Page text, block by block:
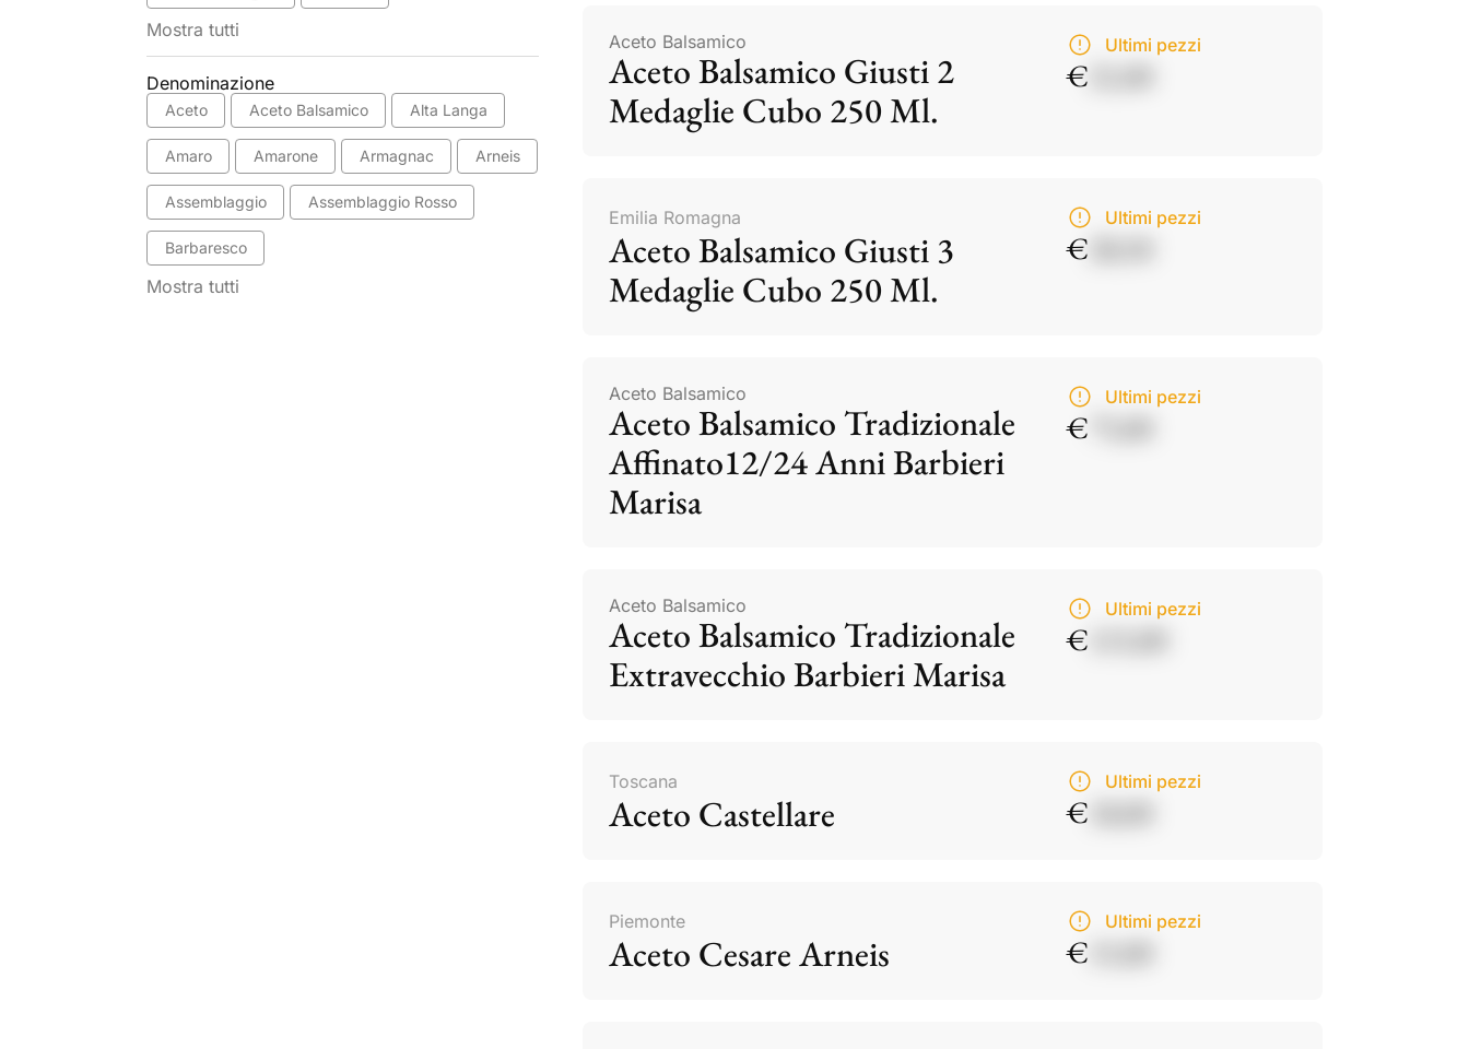
Mostra tutti
Denominazione
Aceto Aceto Balsamico Alta Langa
Amaro Amarone Armagnac Arneis
Assemblaggio Assemblaggio Rosso
Barbaresco
Mostra tutti
Aceto Balsamico
Aceto Balsamico Giusti 2
Medaglie Cubo 250 Ml.
Ultimi pezzi
€
Emilia Romagna
Aceto Balsamico Giusti 3
Medaglie Cubo 250 Ml.
Ultimi pezzi
€
Aceto Balsamico
Aceto Balsamico Tradizionale
Affinato12/24 Anni Barbieri
Marisa
Ultimi pezzi
€
Aceto Balsamico
Aceto Balsamico Tradizionale
Extravecchio Barbieri Marisa
Ultimi pezzi
€
Toscana
Aceto Castellare
Ultimi pezzi
€
Piemonte
Aceto Cesare Arneis
Ultimi pezzi
€